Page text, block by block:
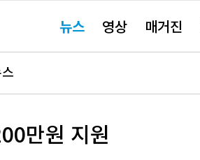
요뉴스 영상 매거진
만원 지원